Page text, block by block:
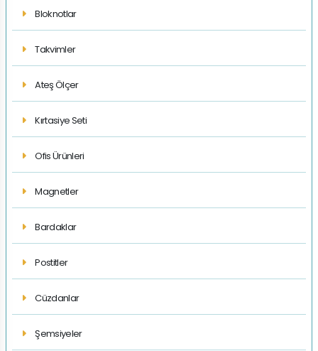
Bloknotlar
Takvimler
Ateş Ölçer
Kırtasiye Seti
Ofis Ürünleri
Magnetler
Bardaklar
Postitler
Cüzdanlar
Şemsiyeler